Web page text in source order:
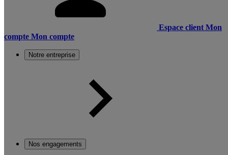
Espace client Mon
compte Mon compte
Notre entreprise
Nos engagements